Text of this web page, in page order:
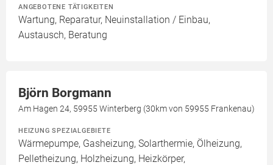
ANGEBOTENE TÄTIGKEITEN
Wartung, Reparatur, Neuinstallation / Einbau,
Austausch, Beratung
Björn Borgmann
Am Hagen 24, 59955 Winterberg (30km von 59955 Frankenau)
HEIZUNG SPEZIALGEBIETE
Wärmepumpe, Gasheizung, Solarthermie, Ölheizung,
Pelletheizung, Holzheizung, Heizkörper,